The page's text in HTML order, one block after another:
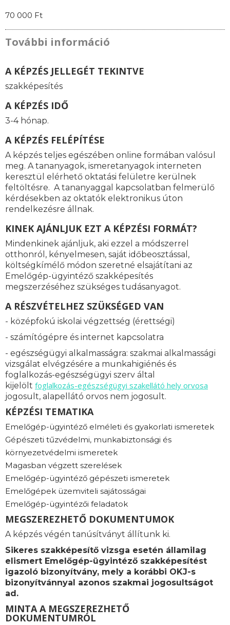
70 000 Ft
További információ
A KÉPZÉS JELLEGÉT TEKINTVE
szakképesítés
A KÉPZÉS IDŐ
3-4 hónap.
A KÉPZÉS FELÉPÍTÉSE
A képzés teljes egészében online formában valósul
meg. A tananyagok, ismeretanyagok interneten
keresztül elérhető oktatási felületre kerülnek
feltöltésre. A tananyaggal kapcsolatban felmerülő
kérdésekben az oktatók elektronikus úton
rendelkezésre állnak.
KINEK AJÁNLJUK EZT A KÉPZÉSI FORMÁT?
Mindenkinek ajánljuk, aki ezzel a módszerrel
otthonról, kényelmesen, saját időbeosztással,
költségkímélő módon szeretné elsajátítani az
Emelőgép-ügyintéző szakképesítés
megszerzéséhez szükséges tudásanyagot.
A RÉSZVÉTELHEZ SZÜKSÉGED VAN
- középfokú iskolai végzettség (érettségi)
- számítógépre és internet kapcsolatra
- egészségügyi alkalmasságra: szakmai alkalmassági
vizsgálat elvégzésére a munkahigiénés és
foglalkozás-egészségügyi szerv által
kijelölt foglalkozás-egészségügyi szakellátó hely orvosa
jogosult, alapellátó orvos nem jogosult.
KÉPZÉSI TEMATIKA
Emelőgép-ügyintéző elméleti és gyakorlati ismeretek
Gépészeti tűzvédelmi, munkabiztonsági és
környezetvédelmi ismeretek
Magasban végzett szerelések
Emelőgép-ügyintéző gépészeti ismeretek
Emelőgépek üzemviteli sajátosságai
Emelőgép-ügyintézői feladatok
MEGSZEREZHETŐ DOKUMENTUMOK
A képzés végén tanúsítványt állítunk ki.
Sikeres szakképesítő vizsga esetén államilag
elismert Emelőgép-ügyintéző szakképesítést
igazoló bizonyítvány, mely a korábbi OKJ-s
bizonyítvánnyal azonos szakmai jogosultságot
ad.
MINTA A MEGSZEREZHETŐ
DOKUMENTUMRÓL